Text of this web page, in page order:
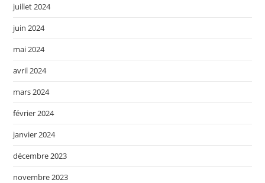
juillet 2024
juin 2024
mai 2024
avril 2024
mars 2024
février 2024
janvier 2024
décembre 2023
novembre 2023